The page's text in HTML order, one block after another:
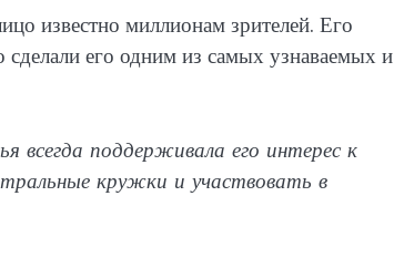
известно миллионам зрителей. Его
его одним из самых узнаваемых и
всегда поддерживала его интерес к
кружки и участвовать в